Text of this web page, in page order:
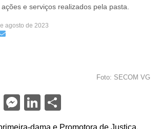
e serviços realizados pela pasta.
agosto de 2023
Foto: SECOM VG
Messenger
LinkedIn
Share
dama e Promotora de Justiça,